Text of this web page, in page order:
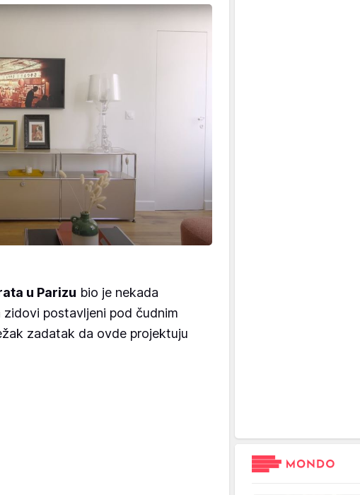
u Parizu bio je nekada
zidovi postavljeni pod čudnim
zadatak da ovde projektuju